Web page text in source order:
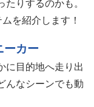
を紹介します！
ーカー
に目的地へ走り出
んなシーンでも動